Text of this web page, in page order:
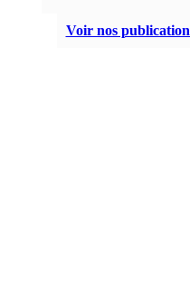
Voir nos